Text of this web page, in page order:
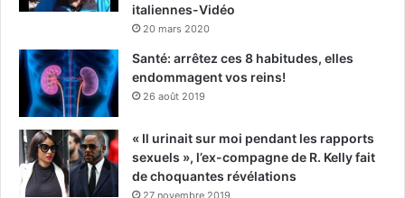
italiennes-Vidéo
20 mars 2020
Santé: arrêtez ces 8 habitudes, elles
endommagent vos reins!
26 août 2019
« Il urinait sur moi pendant les rapports
sexuels », l’ex-compagne de R. Kelly fait
de choquantes révélations
27 novembre 2019